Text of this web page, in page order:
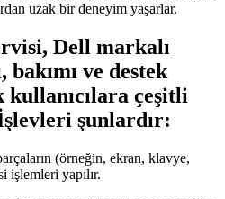
uzak bir deneyim yaşarlar.
Dell markalı
bakımı ve destek
çeşitli
şunlardır:
(örneğin, ekran, klavye,
işlemleri yapılır.